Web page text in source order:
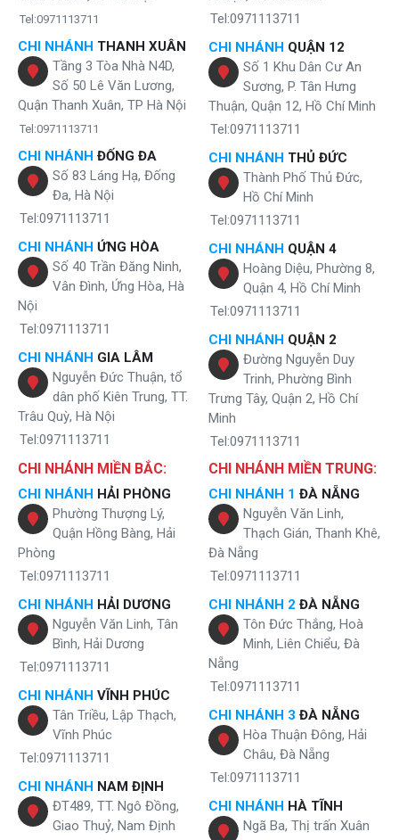
Tel:0971113711
CHI NHÁNH THANH XUÂN
Tầng 3 Tòa Nhà N4D,
Số 50 Lê Văn Lương,
Quận Thanh Xuân, TP Hà Nội
Tel:0971113711
CHI NHÁNH ĐỐNG ĐA
Số 83 Láng Hạ, Đống
Đa, Hà Nội
Tel:0971113711
CHI NHÁNH ỨNG HÒA
Số 40 Trần Đăng Ninh,
Vân Đình, Ứng Hòa, Hà
Nội
Tel:0971113711
CHI NHÁNH GIA LÂM
Nguyễn Đức Thuận, tổ
dân phố Kiên Trung, TT.
Trâu Quỳ, Hà Nội
Tel:0971113711
Tel:0971113711
CHI NHÁNH QUẬN 12
Số 1 Khu Dân Cư An
Sương, P. Tân Hưng
Thuận, Quận 12, Hồ Chí Minh
Tel:0971113711
CHI NHÁNH THỦ ĐỨC
Thành Phố Thủ Đức,
Hồ Chí Minh
Tel:0971113711
CHI NHÁNH QUẬN 4
Hoàng Diệu, Phường 8,
Quận 4, Hồ Chí Minh
Tel:0971113711
CHI NHÁNH QUẬN 2
Đường Nguyễn Duy
Trinh, Phường Bình
Trưng Tây, Quận 2, Hồ Chí
Minh
Tel:0971113711
CHI NHÁNH MIỀN BẮC:
CHI NHÁNH HẢI PHÒNG
Phường Thượng Lý,
Quận Hồng Bàng, Hải
Phòng
Tel:0971113711
CHI NHÁNH HẢI DƯƠNG
Nguyễn Văn Linh, Tân
Bình, Hải Dương
Tel:0971113711
CHI NHÁNH VĨNH PHÚC
Tân Triều, Lập Thạch,
Vĩnh Phúc
Tel:0971113711
CHI NHÁNH NAM ĐỊNH
ĐT489, TT. Ngô Đồng,
Giao Thuỷ, Nam Định
CHI NHÁNH MIỀN TRUNG:
CHI NHÁNH 1 ĐÀ NẴNG
Nguyễn Văn Linh,
Thạch Gián, Thanh Khê,
Đà Nẵng
Tel:0971113711
CHI NHÁNH 2 ĐÀ NẴNG
Tôn Đức Thắng, Hoà
Minh, Liên Chiểu, Đà
Nẵng
Tel:0971113711
CHI NHÁNH 3 ĐÀ NẴNG
Hòa Thuận Đông, Hải
Châu, Đà Nẵng
Tel:0971113711
CHI NHÁNH HÀ TĨNH
Ngã Ba, Thị trấn Xuân